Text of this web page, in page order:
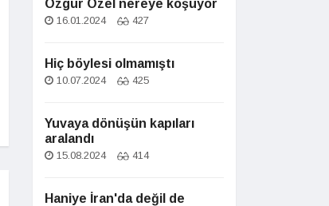
Özgür Özel nereye koşuyor
16.01.2024 427
Hiç böylesi olmamıştı
10.07.2024 425
Yuvaya dönüşün kapıları
aralandı
15.08.2024 414
Haniye İran'da değil de